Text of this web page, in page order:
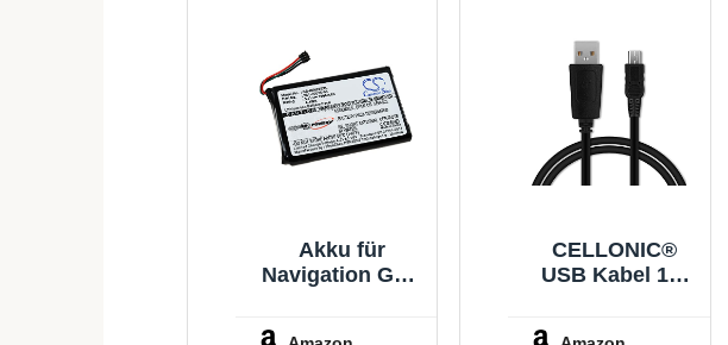
Akku für
Navigation GPS
2597 LMT, 3,7V,
CELLONIC®
USB Kabel 1m